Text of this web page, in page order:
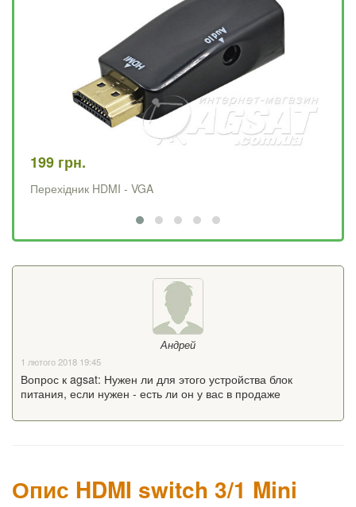
199 грн.
Перехідник HDMI - VGA
Андрей
1 лютого 2018 19:45
Вопрос к agsat: Нужен ли для этого устройства блок
питания, если нужен - есть ли он у вас в продаже
Опис HDMI switch 3/1 Mini